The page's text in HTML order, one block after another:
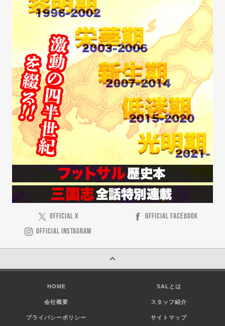
OFFICIAL X
OFFICIAL FACEBOOK
OFFICIAL INSTAGRAM
HOME SALとは
会社概要 スタッフ紹介
プライバシーポリシー サイトマップ